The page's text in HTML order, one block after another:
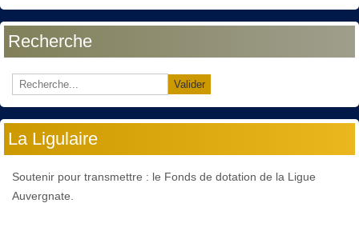
Recherche
Valider
La Ligulaire
Soutenir pour transmettre : le Fonds de dotation de la Ligue
Auvergnate.